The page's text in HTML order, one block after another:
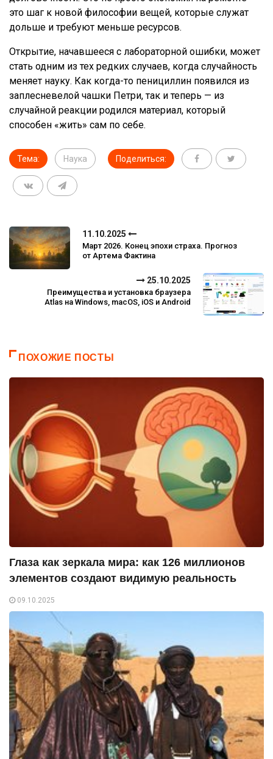
это шаг к новой философии вещей, которые служат
дольше и требуют меньше ресурсов.
Открытие, начавшееся с лабораторной ошибки, может
стать одним из тех редких случаев, когда случайность
меняет науку. Как когда-то пенициллин появился из
заплесневелой чашки Петри, так и теперь — из
случайной реакции родился материал, который
способен «жить» сам по себе.
Тема: Наука Поделиться:
11.10.2025
Март 2026. Конец эпохи страха. Прогноз
от Артема Фактина
25.10.2025
Преимущества и установка браузера
Atlas на Windows, macOS, iOS и Android
ПОХОЖИЕ ПОСТЫ
Глаза как зеркала мира: как 126 миллионов
элементов создают видимую реальность
09.10.2025